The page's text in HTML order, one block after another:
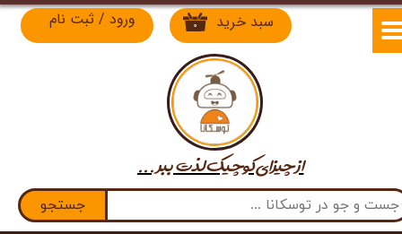
جستجو
۰ سبد خرید ورود / ثبت نام
حساب کاربری من
خروج از حساب کاربریاز چیزای کوچیک لذت​​​​​​​ ببر ...